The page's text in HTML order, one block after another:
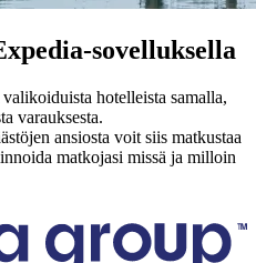
sovelluksella
hotelleista samalla,
varauksesta.
ansiosta voit siis matkustaa
matkojasi missä ja milloin